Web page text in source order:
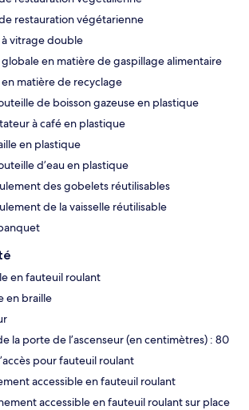
restauration végétarienne
à vitrage double
en matière de gaspillage alimentaire
matière de recyclage
de boisson gazeuse en plastique
à café en plastique
en plastique
d’eau en plastique
des gobelets réutilisables
de la vaisselle réutilisable
en fauteuil roulant
en braille
la porte de l’ascenseur (en centimètres) : 80
pour fauteuil roulant
accessible en fauteuil roulant
accessible en fauteuil roulant sur place